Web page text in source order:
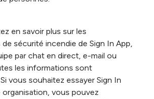
en savoir plus sur les
sécurité incendie de Sign In App,
par chat en direct, e-mail ou
les informations sont
vous souhaitez essayer Sign In
vous pouvez